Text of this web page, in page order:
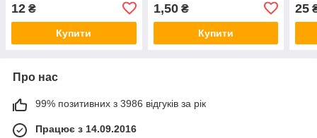
12 ₴
Купити
1,50₴
Купити
25
Про нас
99% позитивних з 3986 відгуків за рік
Працює з 14.09.2016